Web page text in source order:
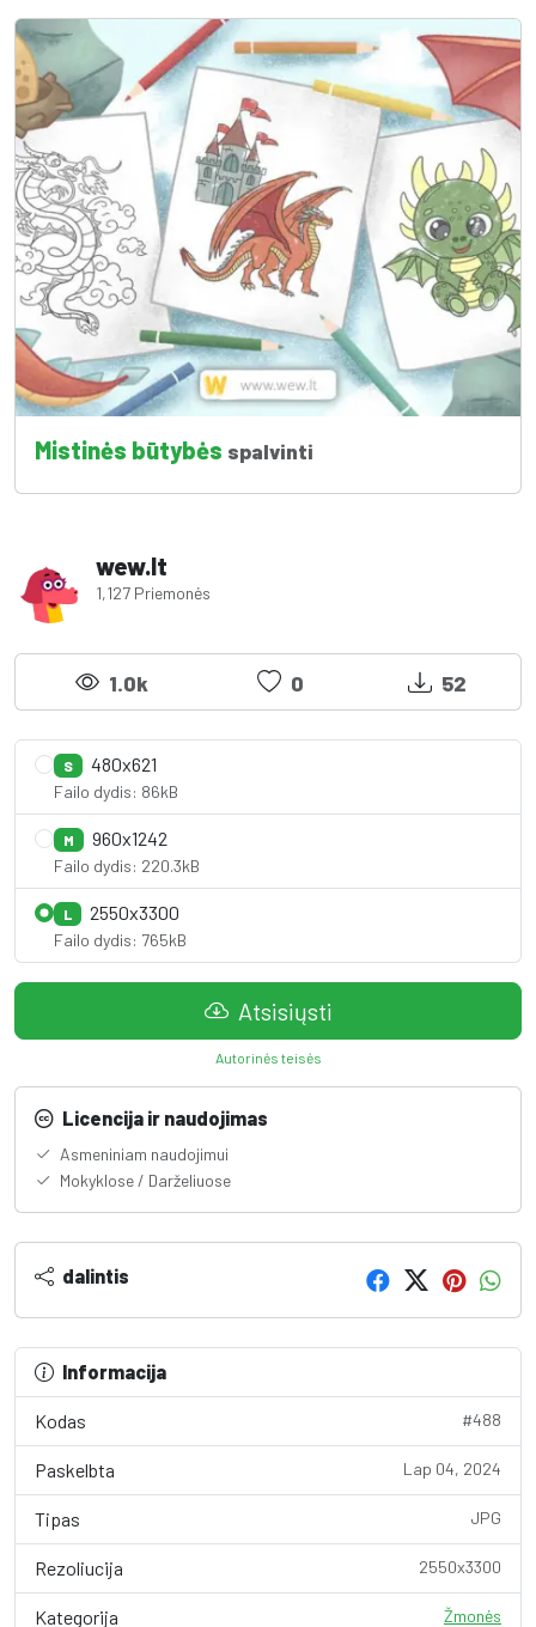
Mistinės būtybės spalvinti
wew.lt
1,127 Priemonės
1.0k 0 52
S 480x621
Failo dydis: 86kB
M 960x1242
Failo dydis: 220.3kB
L 2550x3300
Failo dydis: 765kB
Atsisiųsti
Autorinės teisės
Licencija ir naudojimas
Asmeniniam naudojimui
Mokyklose / Darželiuose
dalintis
Informacija
Kodas #488
Paskelbta Lap 04, 2024
Tipas JPG
Rezoliucija 2550x3300
Kategorija Žmonės